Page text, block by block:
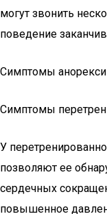
могут звонить
поведение
Симптомы
Симптомы
У
позволяют ее
сердечных
повышенное